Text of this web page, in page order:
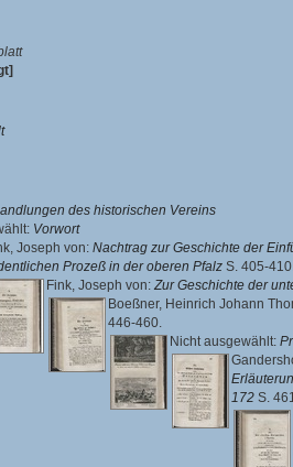
des historischen Vereins
Vorwort
Joseph von: Nachtrag zur Geschichte der
Prozeß in der oberen Pfalz S. 405-
Fink, Joseph von:Zur Geschichte der
Boeßner, Heinrich Johann
446-460.
Nicht ausgewählt:
172 S.